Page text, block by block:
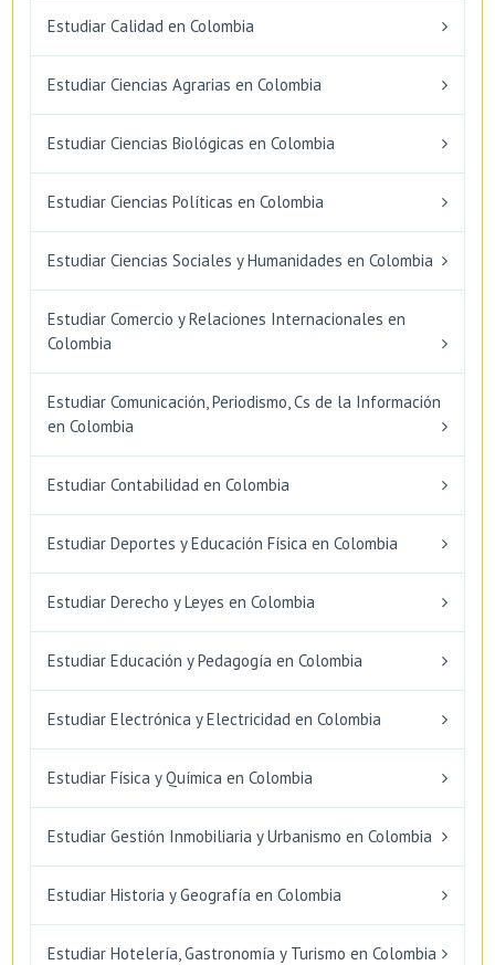
Estudiar Calidad en Colombia
Estudiar Ciencias Agrarias en Colombia
Estudiar Ciencias Biológicas en Colombia
Estudiar Ciencias Políticas en Colombia
Estudiar Ciencias Sociales y Humanidades en Colombia
Estudiar Comercio y Relaciones Internacionales en
Colombia
Estudiar Comunicación, Periodismo, Cs de la Información
en Colombia
Estudiar Contabilidad en Colombia
Estudiar Deportes y Educación Física en Colombia
Estudiar Derecho y Leyes en Colombia
Estudiar Educación y Pedagogía en Colombia
Estudiar Electrónica y Electricidad en Colombia
Estudiar Física y Química en Colombia
Estudiar Gestión Inmobiliaria y Urbanismo en Colombia
Estudiar Historia y Geografía en Colombia
Estudiar Hotelería, Gastronomía y Turismo en Colombia